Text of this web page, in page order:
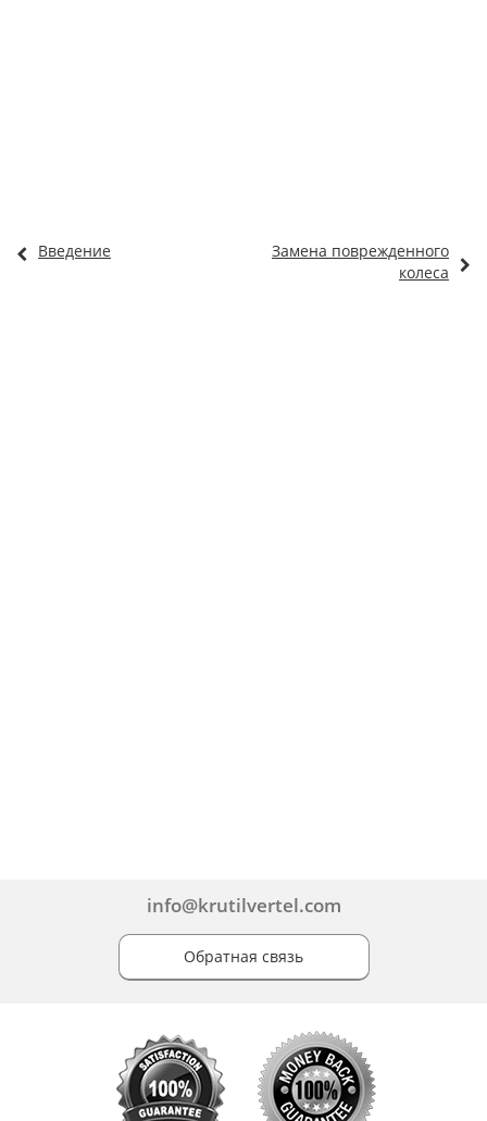
Введение
Замена поврежденного
колеса
info@krutilvertel.com
Обратная связь